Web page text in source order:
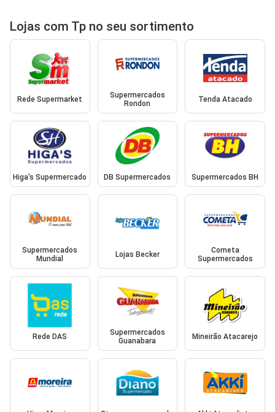
Lojas com Tp no seu sortimento
Rede Supermarket
Supermercados
Rondon
Tenda Atacado
Higa's Supermercado DB Supermercados Supermercados BH
Supermercados
Mundial
Lojas Becker
Cometa
Supermercados
Rede DAS
Supermercados
Guanabara
Mineirão Atacarejo